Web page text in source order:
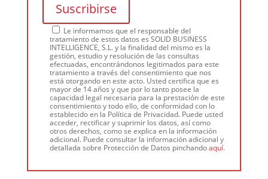
Le informamos que el responsable del
tratamiento de estos datos es SOLID BUSINESS
INTELLIGENCE, S.L. y la finalidad del mismo es la
gestión, estudio y resolución de las consultas
efectuadas, encontrándonos legitimados para este
tratamiento a través del consentimiento que nos
está otorgando en este acto. Usted certifica que es
mayor de 14 años y que por lo tanto posee la
capacidad legal necesaria para la prestación de este
consentimiento y todo ello, de conformidad con lo
establecido en la Política de Privacidad. Puede usted
acceder, rectificar y suprimir los datos, así como
otros derechos, como se explica en la información
adicional. Puede consultar la información adicional y
detallada sobre Protección de Datos pinchandoaquí.